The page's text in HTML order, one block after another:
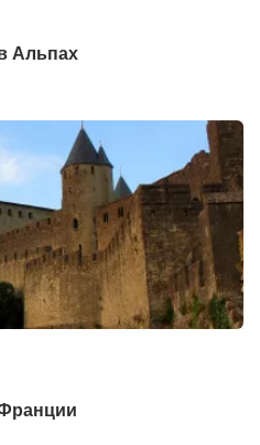
Альпах